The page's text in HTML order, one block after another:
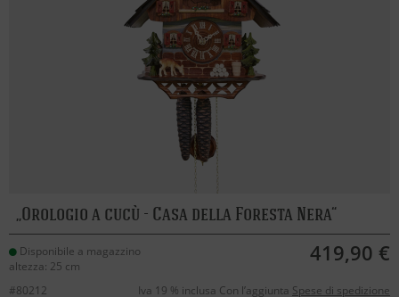
Orologio a cucù - Casa della Foresta Nera
Disponibile a magazzino
altezza: 25 cm
419,90 €
#80212 Iva 19 % inclusa Con l’aggiunta Spese di spedizione